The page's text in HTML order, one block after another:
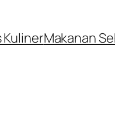
KulinerMakanan